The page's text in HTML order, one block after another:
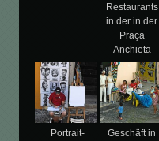
Restaurants
in der in der
Praça
Anchieta
Portrait-
Geschäft in